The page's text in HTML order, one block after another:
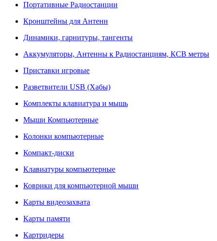
Портативные Радиостанции
Кронштейны для Антенн
Динамики, гарнитуры, тангенты
Аккумуляторы, Антенны к Радиостанциям, КСВ метры
Приставки игровые
Разветвители USB (Хабы)
Комплекты клавиатура и мышь
Мыши Компьютерные
Колонки компьютерные
Компакт-диски
Клавиатуры компьютерные
Коврики для компьютерной мыши
Карты видеозахвата
Карты памяти
Картридеры